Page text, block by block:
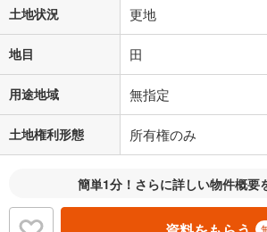
土地状況 更地
地目 田
用途地域 無指定
土地権利形態 所有権のみ
簡単1分！さらに詳しい物件概要